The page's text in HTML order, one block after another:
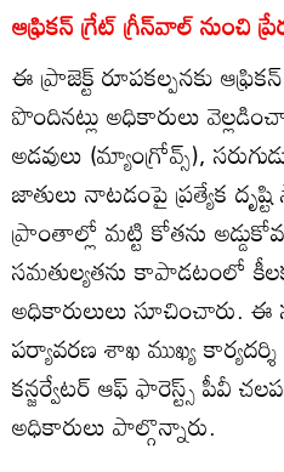
ఆఫ్రికన్ గ్రేట్ గ్రీన్‌వాల్ నుంచి
ఈ ప్రాజెక్ట్ రూపకల్పనకు
పొందినట్లు అధికారులు
అడవులు (మ్యాంగ్రోవ్స్),
జాతులు నాటడంపై ప్రత్యేక
ప్రాంతాల్లో మట్టి కోతను
సమతుల్యతను కాపాడటంలో
అధికారులులు సూచించారు.
పర్యావరణ శాఖ ముఖ్య
కన్జర్వేటర్ ఆఫ్ ఫారెస్ట్స్ పీవీ
అధికారులు పాల్గొన్నారు.